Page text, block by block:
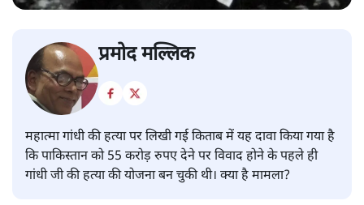
प्रमोद मल्लिक
महात्मा गांधी की हत्या पर लिखी गई किताब में यह दावा किया गया है
कि पाकिस्तान को 55 करोड़ रुपए देने पर विवाद होने के पहले ही
गांधी जी की हत्या की योजना बन चुकी थी। क्या है मामला?